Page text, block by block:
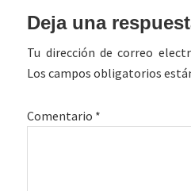
Interacciones
con
los
Deja una
Tu dirección de correo
Los campos obligatorios
Comentario *